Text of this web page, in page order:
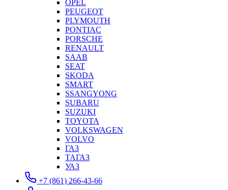
OPEL
PEUGEOT
PLYMOUTH
PONTIAC
PORSCHE
RENAULT
SAAB
SEAT
SKODA
SMART
SSANGYONG
SUBARU
SUZUKI
TOYOTA
VOLKSWAGEN
VOLVO
ГАЗ
ТАГАЗ
УАЗ
+7 (861) 266-43-66